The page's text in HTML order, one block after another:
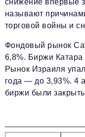
снижение впервые
называют
торговой войны и
Фондовый рынок
6,8%. Биржи Катара
Рынок Израиля
года — до 3,93%. 4
биржи были